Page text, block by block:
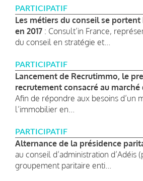
PARTICIPATIF
Les métiers du conseil se
en 2017 : Consult’in France,
du conseil en stratégie et...
PARTICIPATIF
Lancement de Recrutimmo, le
recrutement consacré au
Afin de répondre aux besoins d’un
l’immobilier en...
PARTICIPATIF
Alternance de la présidence
au conseil d’administration d’Adéis
groupement paritaire enti...